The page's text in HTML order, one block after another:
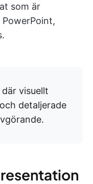
som är
visuellt
detaljerade